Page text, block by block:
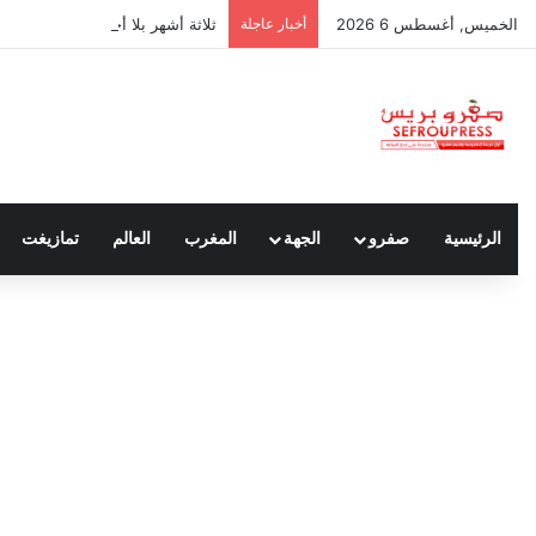
الخميس, أغسطس 6 2026 أخبار عاجلة ثلاثة أشهر بلا أجور.. معاناة
الرئيسية صفرو الجهة المغرب العالم تمازيغت